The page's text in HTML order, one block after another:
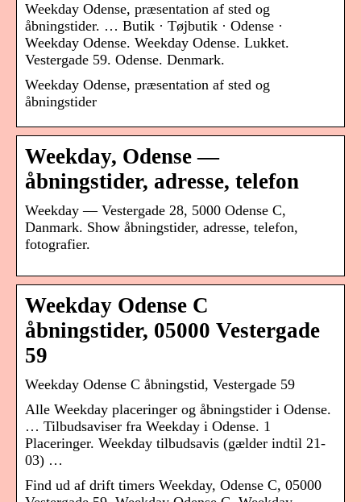
Weekday Odense, præsentation af sted og
åbningstider. … Butik · Tøjbutik · Odense ·
Weekday Odense. Weekday Odense. Lukket.
Vestergade 59. Odense. Denmark.
Weekday Odense, præsentation af sted og
åbningstider
Weekday, Odense —
åbningstider, adresse, telefon
Weekday — Vestergade 28, 5000 Odense C,
Danmark. Show åbningstider, adresse, telefon,
fotografier.
Weekday Odense C
åbningstider, 05000 Vestergade
59
Weekday Odense C åbningstid, Vestergade 59
Alle Weekday placeringer og åbningstider i Odense.
… Tilbudsaviser fra Weekday i Odense. 1
Placeringer. Weekday tilbudsavis (gælder indtil 21-
03) …
Find ud af drift timers Weekday, Odense C, 05000